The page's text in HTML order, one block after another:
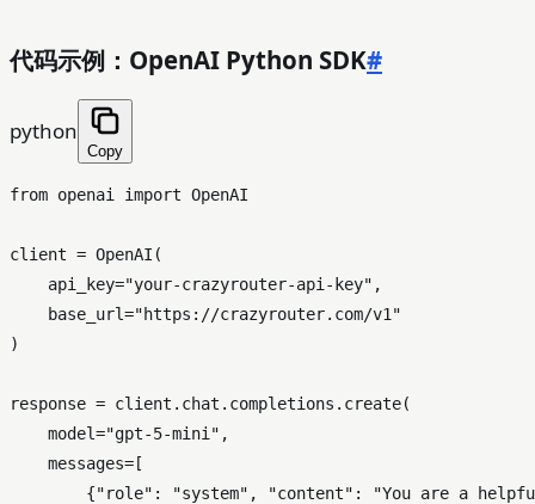
代码示例：OpenAI Python SDK#
python
Copy
from openai import OpenAI
client = OpenAI(
    api_key=
"your-crazyrouter-api-key" ,
    base_url=
"https://crazyrouter.com/v1"
)
response = client.chat.completions.create(
    model=
"gpt-5-mini" ,
    messages=[
        {
"role" : "system" , "content" :
"You are a